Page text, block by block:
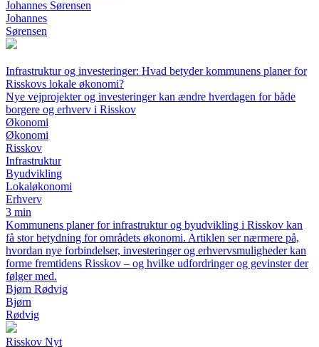
Johannes Sørensen
Johannes
Sørensen
Infrastruktur og investeringer: Hvad betyder kommunens planer for
Risskovs lokale økonomi?
Nye vejprojekter og investeringer kan ændre hverdagen for både
borgere og erhverv i Risskov
Økonomi
Økonomi
Risskov
Infrastruktur
Byudvikling
Lokaløkonomi
Erhverv
3 min
Kommunens planer for infrastruktur og byudvikling i Risskov kan
få stor betydning for områdets økonomi. Artiklen ser nærmere på,
hvordan nye forbindelser, investeringer og erhvervsmuligheder kan
forme fremtidens Risskov – og hvilke udfordringer og gevinster der
følger med.
Bjørn Rødvig
Bjørn
Rødvig
Risskov Nyt